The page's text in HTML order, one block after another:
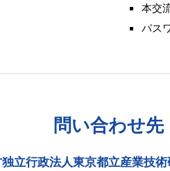
本交
パス
問い合わせ先
立行政法人東京都立産業技